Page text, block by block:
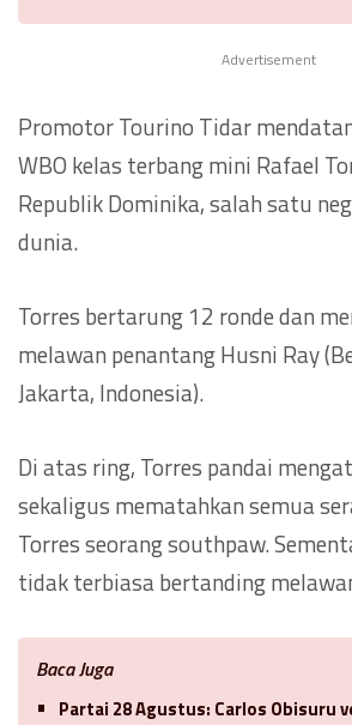
Advertisement
Promotor Tourino Tidar
WBO kelas terbang mini Rafael
Republik Dominika, salah satu
dunia.
Torres bertarung 12 ronde dan
melawan penantang Husni Ray
Jakarta, Indonesia).
Di atas ring, Torres pandai
sekaligus mematahkan semua
Torres seorang southpaw.
tidak terbiasa bertanding
Baca Juga
Partai 28 Agustus: Carlos Obisuru